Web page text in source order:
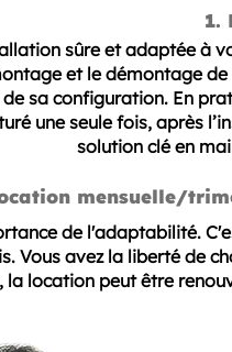
1.
sûre et adaptée à
et le démontage
sa configuration. En
une seule fois, après
solution clé en
mensuelle/
de l'adaptabilité.
Vous avez la liberté de
la location peut être